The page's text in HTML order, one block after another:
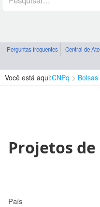
Perguntas frequentes Central de
Você está aqui:CNPq
Projetos de
País